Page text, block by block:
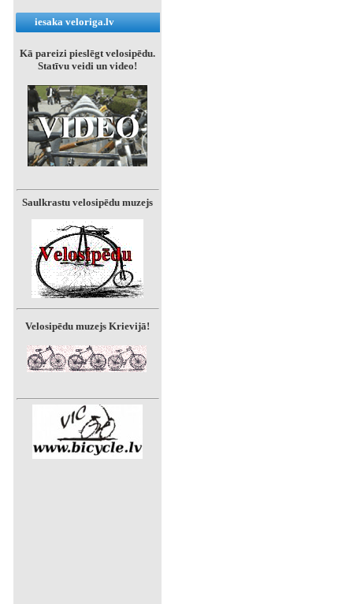
iesaka veloriga.lv
Kā pareizi pieslēgt velosipēdu.
Statīvu veidi un video!
Saulkrastu velosipēdu muzejs
Velosipēdu muzejs Krievijā!